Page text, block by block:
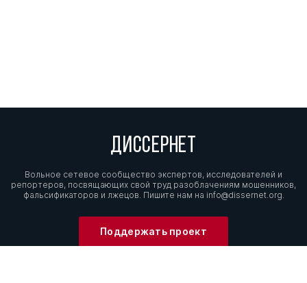
ДИССЕРНЕТ
Вольное сетевое сообщество экспертов, исследователей и
репортеров, посвящающих свой труд разоблачениям мошенников,
фальсификаторов и лжецов. Пишите нам на info@dissernet.org.
Поддержать проект